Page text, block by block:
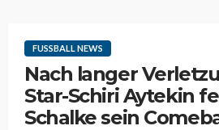
FUSSBALL NEWS
Nach langer
Star-Schiri Aytekin
Schalke sein